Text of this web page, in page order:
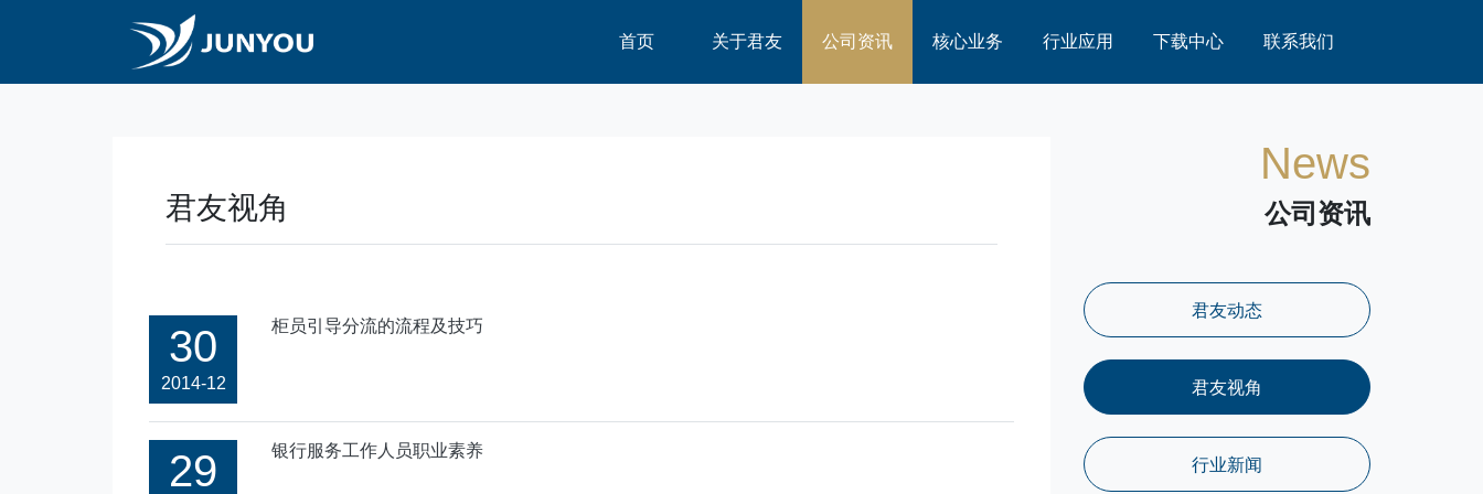
首页 关于君友 公司资讯 核心业务 行业应用 下载中心 联系我们
君友视角
30
2014-12
柜员引导分流的流程及技巧
29 银行服务工作人员职业素养
News
公司资讯
君友动态
君友视角
行业新闻